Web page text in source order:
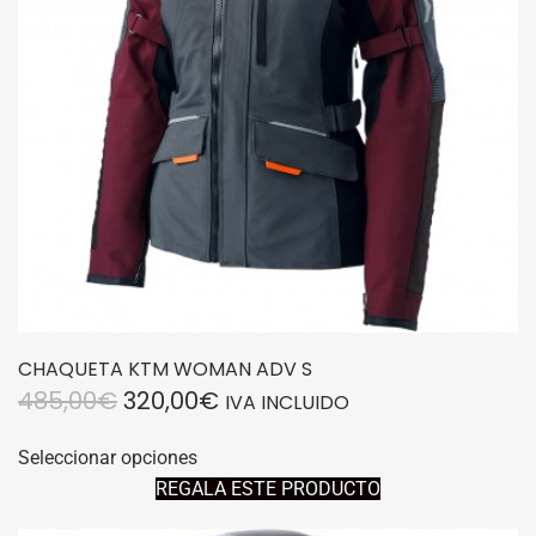
elegir
en
página
de
producto
CHAQUETA KTM WOMAN ADV S
485,00€EL
ORIGINAL
ERA:
320,00€EL
ACTUAL
ES:
IVA INCLUIDO
Seleccionar opcionesproducto
tiene
múltiples
REGALA ESTE PRODUCTO